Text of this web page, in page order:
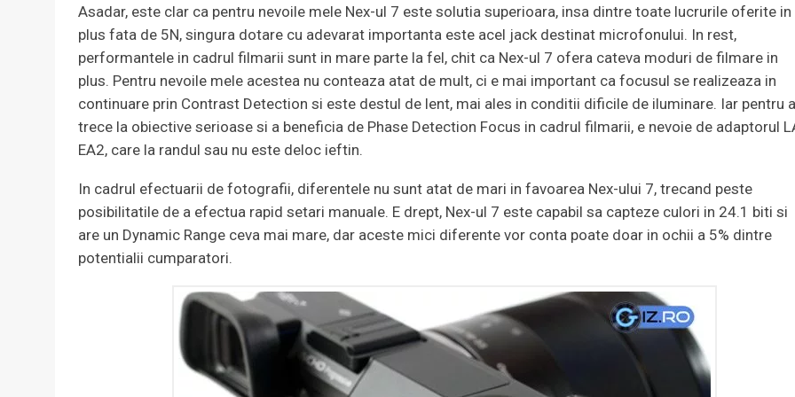
Asadar, este clar ca pentru nevoile mele Nex-ul 7 este solutia superioara, insa dintre toate lucrurile oferite in
plus fata de 5N, singura dotare cu adevarat importanta este acel jack destinat microfonului. In rest,
performantele in cadrul filmarii sunt in mare parte la fel, chit ca Nex-ul 7 ofera cateva moduri de filmare in
plus. Pentru nevoile mele acestea nu conteaza atat de mult, ci e mai important ca focusul se realizeaza in
continuare prin Contrast Detection si este destul de lent, mai ales in conditii dificile de iluminare. Iar pentru
trece la obiective serioase si a beneficia de Phase Detection Focus in cadrul filmarii, e nevoie de adaptorul
EA2, care la randul sau nu este deloc ieftin.
In cadrul efectuarii de fotografii, diferentele nu sunt atat de mari in favoarea Nex-ului 7, trecand peste
posibilitatile de a efectua rapid setari manuale. E drept, Nex-ul 7 este capabil sa capteze culori in 24.1 biti si
are un Dynamic Range ceva mai mare, dar aceste mici diferente vor conta poate doar in ochii a 5% dintre
potentialii cumparatori.